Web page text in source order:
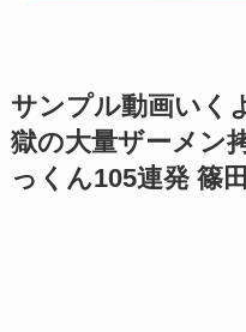
サンプル動画いく
獄の大量ザーメン
っくん105連発 篠